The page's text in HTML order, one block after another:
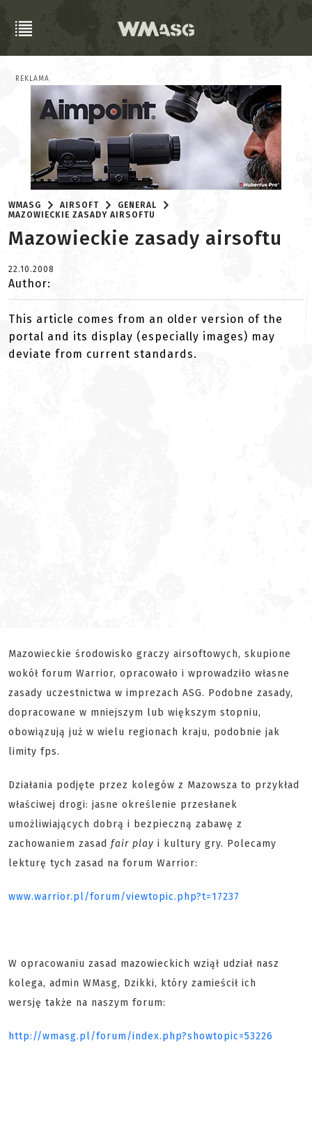
REKLAMA
WMASG AIRSOFT
GENERAL
MAZOWIECKIE ZASADY AIRSOFTU
Mazowieckie zasady airsoftu
22.10.2008
Author:
This article comes from an older version of the
portal and its display (especially images) may
deviate from current standards.
Mazowieckie środowisko graczy airsoftowych, skupione
wokół forum Warrior, opracowało i wprowadziło własne
zasady uczestnictwa w imprezach ASG. Podobne zasady,
dopracowane w mniejszym lub większym stopniu,
obowiązują już w wielu regionach kraju, podobnie jak
limity fps.
Działania podjęte przez kolegów z Mazowsza to przykład
właściwej drogi: jasne określenie przesłanek
umożliwiających dobrą i bezpieczną zabawę z
zachowaniem zasad fair play i kultury gry. Polecamy
lekturę tych zasad na forum Warrior:
www.warrior.pl/forum/viewtopic.php?t=17237
W opracowaniu zasad mazowieckich wziął udział nasz
kolega, admin WMasg, Dzikki, który zamieścił ich
wersję także na naszym forum:
http://wmasg.pl/forum/index.php?showtopic=53226